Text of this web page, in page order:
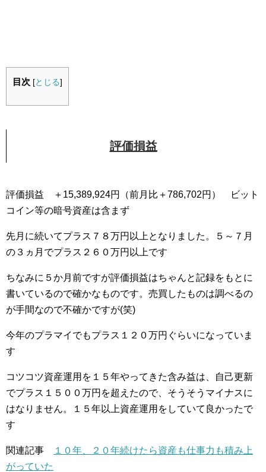
目次 [とじる]
評価損益
評価損益 ＋15,389,924円（前月比＋786,702円） ビット
コイン等の暗号資産は含まず
先月に続いてプラス７８万円以上となりました。５～７月
の３ヵ月でプラス２６０万円以上です
ちなみに５か月前ですが評価損益はちゃんと記録をもとに
書いているので確かなものです。売買したものは調べるの
が手間なので不確かですが(笑)
今年のプラマイでもプラス１２０万円ぐらいになっていま
す
コツコツ資産運用を１５年やってきた含み益は、自己更新
でプラス１５００万円を超えたので、そうそうマイナスに
はなりません。１５年以上資産運用をしていて良かったで
す
関連記事
１０年、２０年続けたら資産も仕事力も積み上
がっていた